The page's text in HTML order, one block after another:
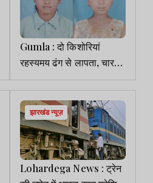
Gumla : दो किशोरियां
रहस्यमय ढंग से लापता, चार
दिन बाद भी नहीं मिला कोई
सुराग
झारखंड न्यूज़
Lohardega News : ट्रेन